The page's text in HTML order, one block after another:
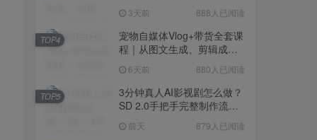
3天前 888人已阅读
宠物自媒体Vlog+带货全套课
程｜从图文生成、剪辑成片
6天前 880人已阅读
TOP4
3分钟真人AI影视剧怎么做？
SD 2.0手把手完整制作流程
无限生成
前天 879人已阅读
TOP5